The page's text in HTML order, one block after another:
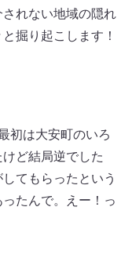
れない地域の隠れ
掘り起こします！
初は大安町のいろ
ど結局逆でした
てもらったという
たんで。えー！っ